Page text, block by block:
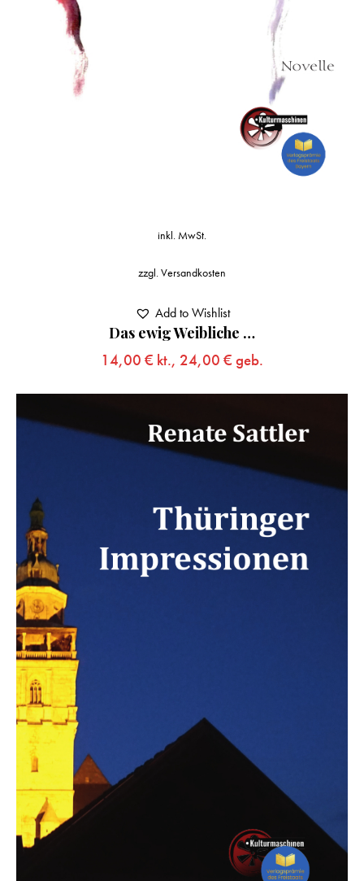
Das ewig Weibliche …
14,00 € kt., 24,00 € geb.
inkl. MwSt.
zzgl.Versandkosten
Add to Wishlist